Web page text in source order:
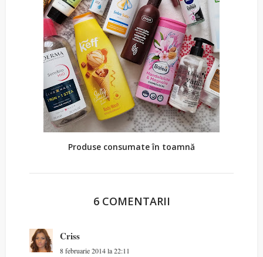
Produse consumate în toamnă
6 COMENTARII
Criss
8 februarie 2014 la 22:11